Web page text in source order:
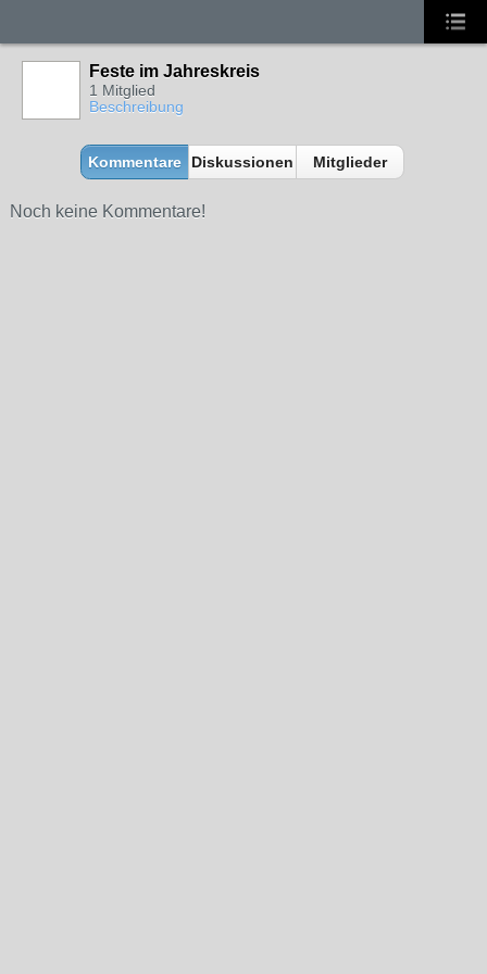
Feste im Jahreskreis
1 Mitglied
Beschreibung
Kommentare Diskussionen Mitglieder
Noch keine Kommentare!